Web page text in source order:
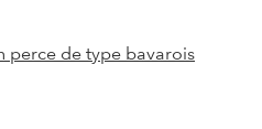
perce de type bavarois